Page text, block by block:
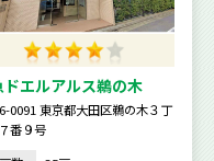
ドエルアルス鵜の木
0091 東京都大田区鵜の木３丁
番９号